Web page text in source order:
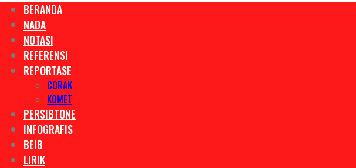
BERANDA
NADA
NOTASI
REFERENSI
REPORTASE
CORAK
KOMET
PERSIBTONE
INFOGRAFIS
BEIB
LIRIK